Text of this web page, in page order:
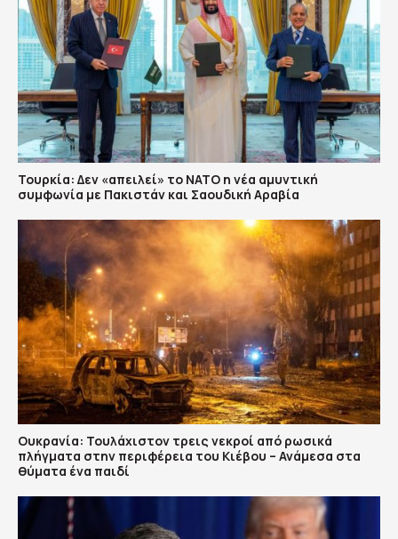
Τουρκία: Δεν «απειλεί» το ΝΑΤΟ η νέα αμυντική
συμφωνία με Πακιστάν και Σαουδική Αραβία
Ουκρανία: Τουλάχιστον τρεις νεκροί από ρωσικά
πλήγματα στην περιφέρεια του Κιέβου – Ανάμεσα στα
θύματα ένα παιδί